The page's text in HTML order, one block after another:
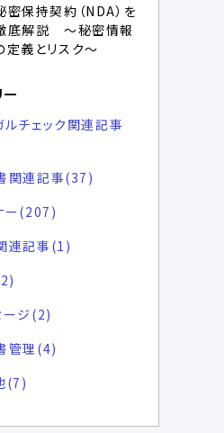
密保持契約（NDA）を
底解説 ～秘密情報
定義とリスク～
ルチェック関連記事
関連記事(37)
ー(207)
連記事(1)
ージ(2)
管理(4)
(7)